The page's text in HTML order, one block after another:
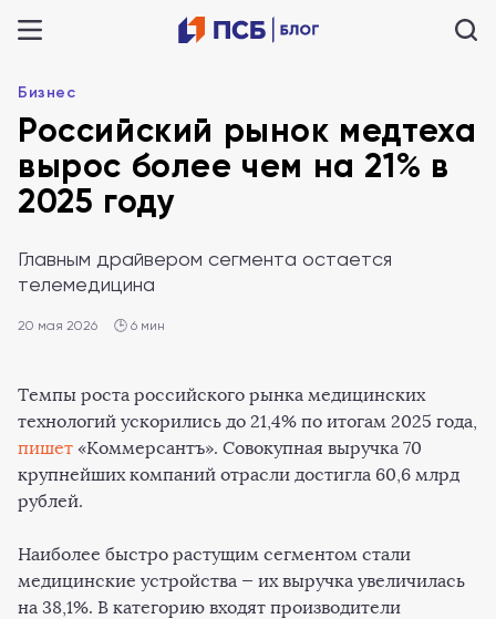
Бизнес
Российский рынок медтеха
вырос более чем на 21% в
2025 году
Главным драйвером сегмента остается
телемедицина
20 мая 2026 🕒 6 мин
Темпы роста российского рынка медицинских
технологий ускорились до 21,4% по итогам 2025 года,
пишет «Коммерсантъ». Совокупная выручка 70
крупнейших компаний отрасли достигла 60,6 млрд
рублей.
Наиболее быстро растущим сегментом стали
медицинские устройства — их выручка увеличилась
на 38,1%. В категорию входят производители